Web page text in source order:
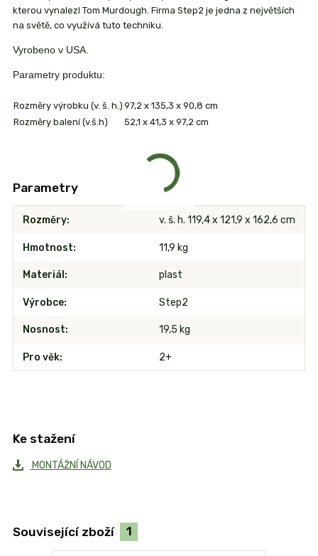
kterou vynalezl Tom Murdough. Firma Step2 je jedna z největších
na světě, co využívá tuto techniku.
Vyrobeno v USA.
Parametry produktu:
Rozměry výrobku (v. š. h.) 97,2 x 135,3 x 90,8 cm
Rozměry balení (v.š.h)
52,1 x 41,3 x 97,2 cm
Parametry
Rozměry v. š. h. 119,4 x 121,9 x 162,6 cm
Hmotnost 11,9 kg
Materiál plast
Výrobce Step2
Nosnost 19,5 kg
Pro věk 2+
Ke stažení
MONTÁŽNÍ NÁVOD
Související zboží 1